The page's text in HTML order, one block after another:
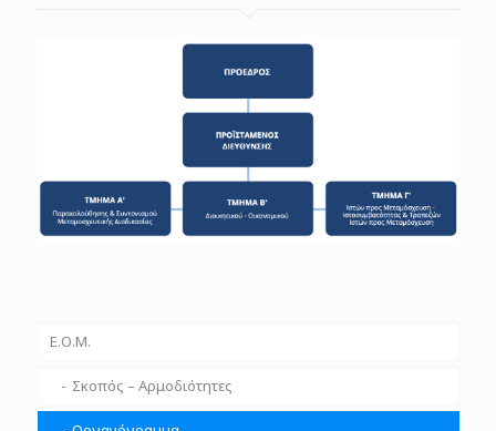
Ε.Ο.Μ.
Σκοπός – Αρμοδιότητες